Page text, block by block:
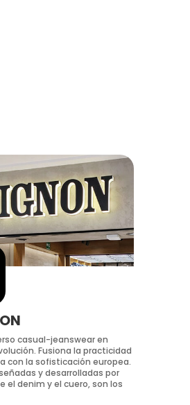
casual-jeanswear en
Fusiona la practicidad
con la sofisticación europea.
y desarrolladas por
el denim y el cuero, son los